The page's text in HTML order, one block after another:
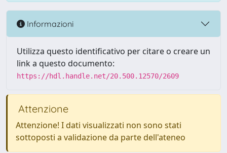
Informazioni
Utilizza questo identificativo per citare o creare un
link a questo documento:
https://hdl.handle.net/20.500.12570/2609
Attenzione
Attenzione! I dati visualizzati non sono stati
sottoposti a validazione da parte dell'ateneo